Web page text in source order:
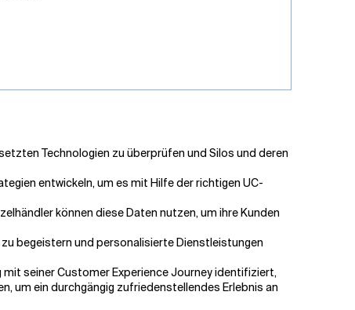
Technologien zu überprüfen und Silos und deren
entwickeln, um es mit Hilfe der richtigen UC-
können diese Daten nutzen, um ihre Kunden
zu begeistern und personalisierte Dienstleistungen
mit seiner Customer Experience Journey identifiziert,
um ein durchgängig zufriedenstellendes Erlebnis an